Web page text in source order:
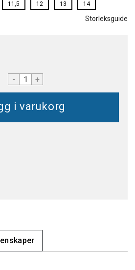
11,5 12 13 14
Storleksguide
- +